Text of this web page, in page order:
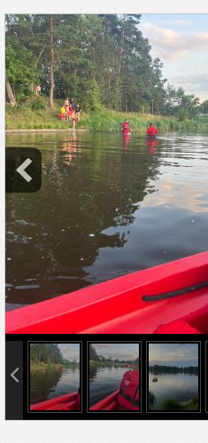
info heading
info content